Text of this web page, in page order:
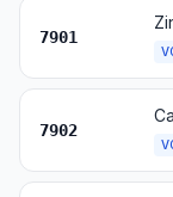
7901
7902